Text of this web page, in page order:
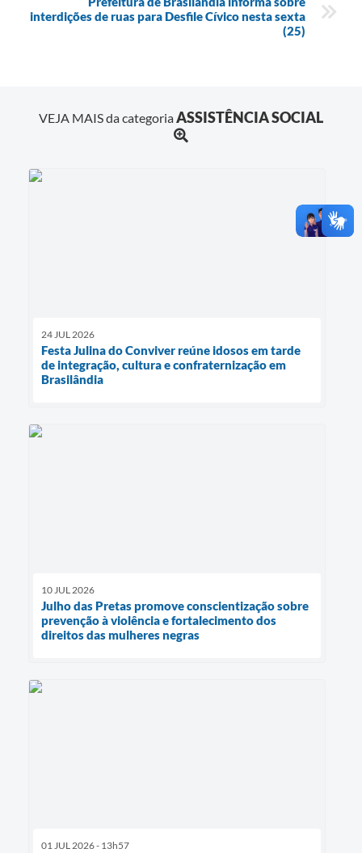
interdições de ruas para Desfile Cívico nesta sexta
(25)
VEJA MAIS da categoriaASSISTÊNCIA SOCIAL
24 JUL 2026
Festa Julina do Conviver reúne idosos em tarde
de integração, cultura e confraternização em
Brasilândia
10 JUL 2026
Julho das Pretas promove conscientização sobre
prevenção à violência e fortalecimento dos
direitos das mulheres negras
01 JUL 2026 - 13h57